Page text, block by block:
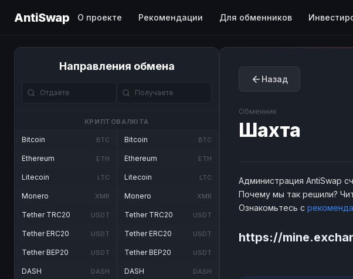
AntiSwap О проекте Рекомендации Для обменников
Направления обмена
КРИПТОВАЛЮТА
Bitcoin BTC
Ethereum ETH
Litecoin LTC
Monero XMR
Tether TRC20 USDT
Tether ERC20 USDT
Tether BEP20 USDT
DASH DASH
Bitcoin BTC
Ethereum ETH
Litecoin LTC
Monero XMR
Tether TRC20 USDT
Tether ERC20 USDT
Tether BEP20 USDT
DASH DASH
Назад
Обменник
Шахта
Администрация AntiSwap
Почему мы так решили?
Ознакомьтесь с
https://